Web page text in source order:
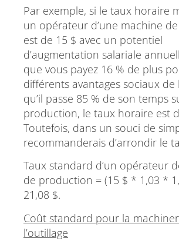
Par exemple, si le taux horaire
un opérateur d’une machine
est de 15 $ avec un potentiel
d’augmentation salariale
que vous payez 16 % de plus
différents avantages sociaux de
qu’il passe 85 % de son temps
production, le taux horaire est
Toutefois, dans un souci de
recommanderais d’arrondir le
Taux standard d’un opérateur
de production = (15 $ * 1,03 *
21,08 $.
Coût standard pour la
l’outillage